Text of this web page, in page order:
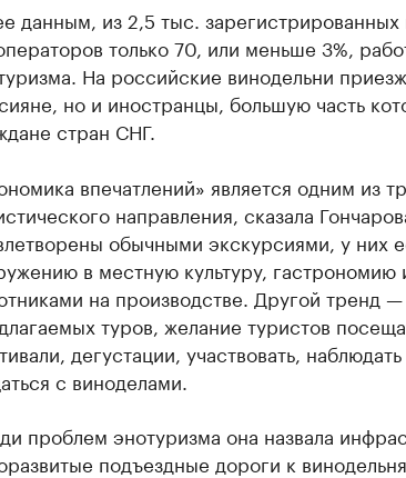
данным, из 2,5 тыс. зарегистрированных
только 70, или меньше 3%,
На российские винодельни
но и иностранцы, большую часть
стран СНГ.
впечатлений» является одним из
направления, сказала
обычными экскурсиями, у них
в местную культуру, гастрономию
на производстве. Другой тренд
туров, желание туристов
дегустации, участвовать,
с виноделами.
проблем энотуризма она назвала
подъездные дороги к